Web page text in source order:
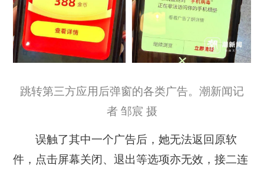
跳转第三方应用后弹窗的各类广告。潮新闻记
者 邹宸 摄
误触了其中一个广告后，她无法返回原软
件，点击屏幕关闭、退出等选项亦无效，接二连